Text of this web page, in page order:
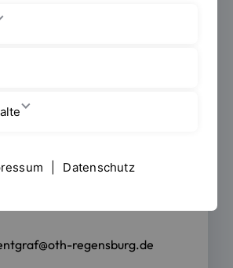
regensburg.de
Datenschutz